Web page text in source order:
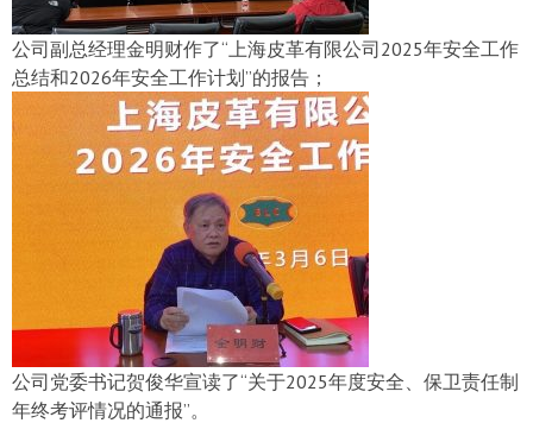
公司副总经理金明财作了“上海皮革有限公司2025年安全工作
总结和2026年安全工作计划”的报告；
公司党委书记贺俊华宣读了“关于2025年度安全、保卫责任制
年终考评情况的通报”。